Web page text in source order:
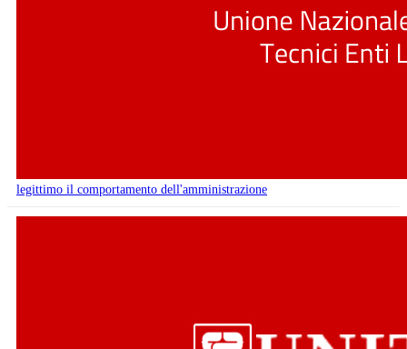
legittimo il comportamento dell'amministrazione